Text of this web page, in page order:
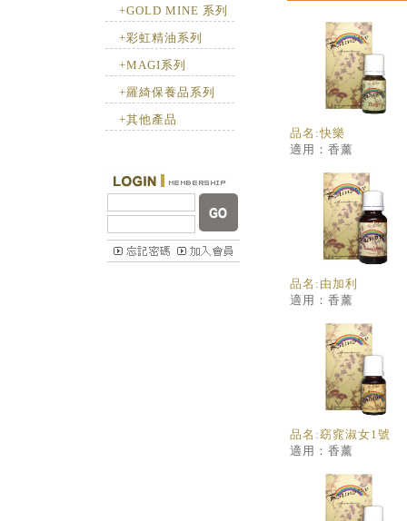
+GOLD MINE 系列
+彩虹精油系列
+MAGI系列
+羅綺保養品系列
+其他產品
品名:快樂
適用：香薰
品名:由加利
適用：香薰
品名:窈窕淑女1號
適用：香薰